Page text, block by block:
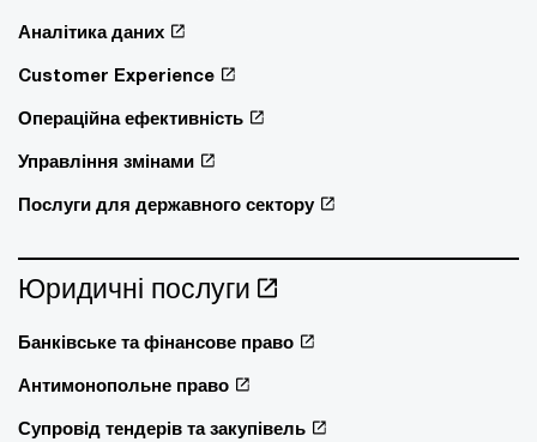
Аналітика даних
Customer Experience
Операційна ефективність
Управління змінами
Послуги для державного сектору
Юридичні послуги
Банківське та фінансове право
Антимонопольне право
Супровід тендерів та закупівель